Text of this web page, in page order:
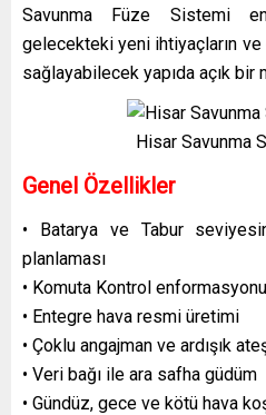
Savunma Füze Sistemi
gelecekteki yeni ihtiyaçların
sağlayabilecek yapıda açık bir
Hisar Savunma
Genel Özellikler
• Batarya ve Tabur
planlaması
• Komuta Kontrol
• Entegre hava resmi üretimi
• Çoklu angajman ve ardışık
• Veri bağı ile ara safha güdüm
• Gündüz, gece ve kötü hava